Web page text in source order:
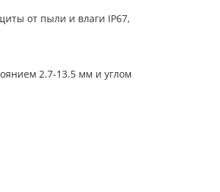
от пыли и влаги IP67,
2.7-13.5 мм и углом